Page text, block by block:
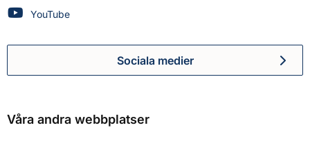
Myndigheten för civilt försvar på
YouTube
Myndigheten för civilt
Sociala medier
Våra andra webbplatser